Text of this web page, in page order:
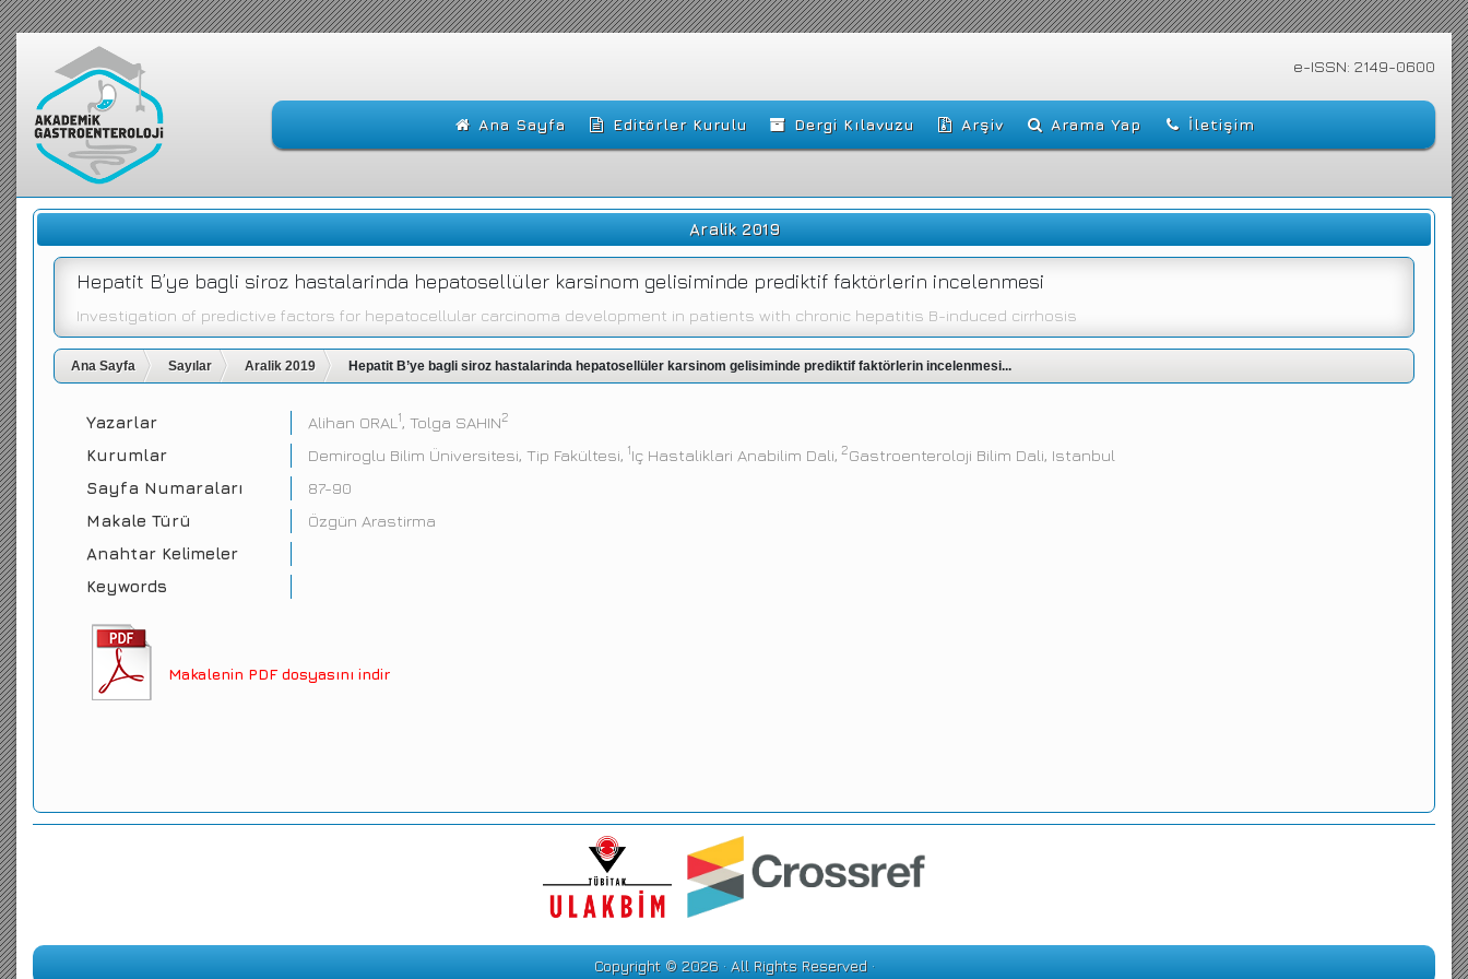
e-ISSN: 2149-0600
Ana Sayfa Editörler Kurulu Dergi Kılavuzu Arşiv Arama Yap İletişim
Aralik 2019
Hepatit B’ye bagli siroz hastalarinda hepatosellüler karsinom gelisiminde prediktif faktörlerin incelenmesi
Investigation of predictive factors for hepatocellular carcinoma development in patients with chronic hepatitis B-induced cirrhosis
Ana Sayfa Sayılar Aralik 2019 Hepatit B’ye bagli siroz hastalarinda hepatosellüler karsinom gelisiminde prediktif faktörlerin incelenmesi...
Yazarlar Alihan ORAL 1, Tolga SAHIN2
Kurumlar Demiroglu Bilim Üniversitesi, Tip Fakültesi, 1Iç Hastaliklari Anabilim Dali, 2Gastroenteroloji Bilim Dali, Istanbul
Sayfa Numaraları
87-90
Makale Türü
Özgün Arastirma
Anahtar Kelimeler
Keywords
Makalenin PDF dosyasını indir
Copyright © 2026 · All Rights Reserved ·